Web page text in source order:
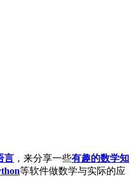
言 ，来分享一些有趣的数学知
等软件做数学与实际的应